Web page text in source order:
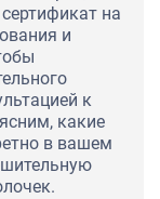
на
и
к
какие
в вашем